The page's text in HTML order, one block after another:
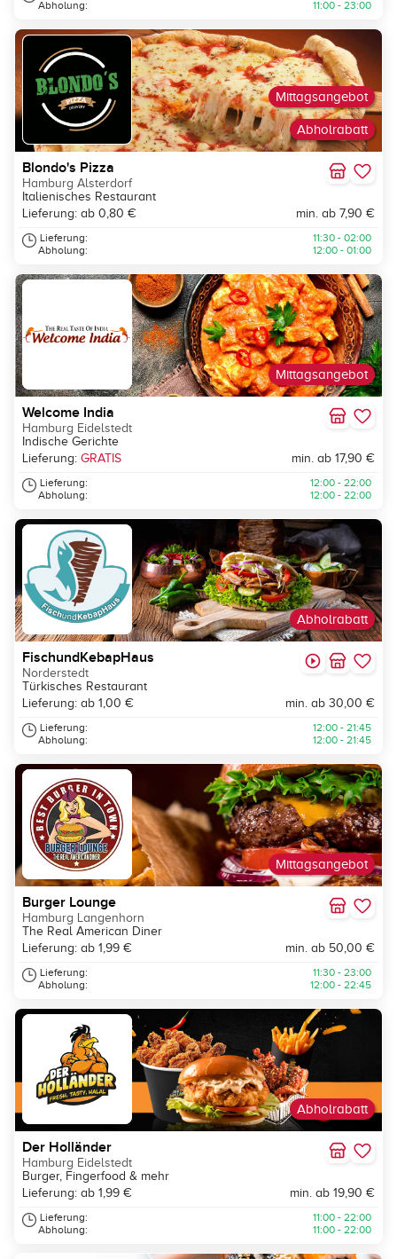
Abholung: 11:00 - 23:00
Abholrabatt
Mittagsangebot
Blondo's Pizza
Hamburg Alsterdorf
Italienisches Restaurant
Lieferung: ab 0,80 €
min. ab 7,90 €
Lieferung:
Abholung:
11:30 - 02:00
12:00 - 01:00
Mittagsangebot
Welcome India
Hamburg Eidelstedt
Indische Gerichte
Lieferung: GRATIS min. ab 17,90 €
Lieferung:
Abholung:
12:00 - 22:00
12:00 - 22:00
Abholrabatt
FischundKebapHaus
Norderstedt
Türkisches Restaurant
Lieferung: ab 1,00 €
min. ab 30,00 €
Lieferung:
Abholung:
12:00 - 21:45
12:00 - 21:45
Mittagsangebot
Burger Lounge
Hamburg Langenhorn
The Real American Diner
Lieferung: ab 1,99 €
min. ab 50,00 €
Lieferung:
Abholung:
11:30 - 23:00
12:00 - 22:45
Abholrabatt
Der Holländer
Hamburg Eidelstedt
Burger, Fingerfood & mehr
Lieferung: ab 1,99 €
min. ab 19,90 €
Lieferung:
Abholung:
11:00 - 22:00
11:00 - 22:00